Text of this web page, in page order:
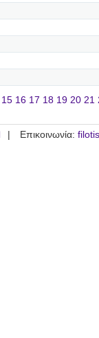
15 16 17 18 19 20 21
Επικοινωνία: